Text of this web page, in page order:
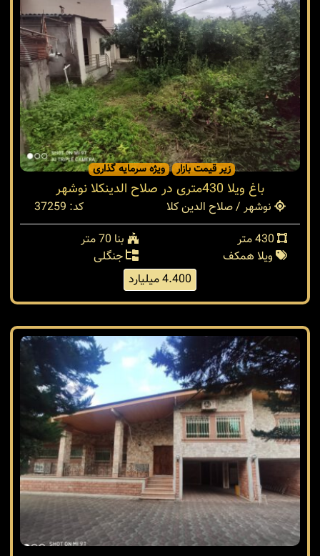
زیر قیمت بازار ویژه سرمایه گذاری
باغ ویلا 430متری در صلاح الدینکلا نوشهر
نوشهر / صلاح الدین کلا
کد: 37259
بنا 70 متر
ویلا همکف
جنگلی
4.400 میلیارد